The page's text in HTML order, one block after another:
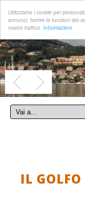
Utilizziamo i cookie per
annunci, fornire le funzioni dei
nostro traffico. Informazioni
IL